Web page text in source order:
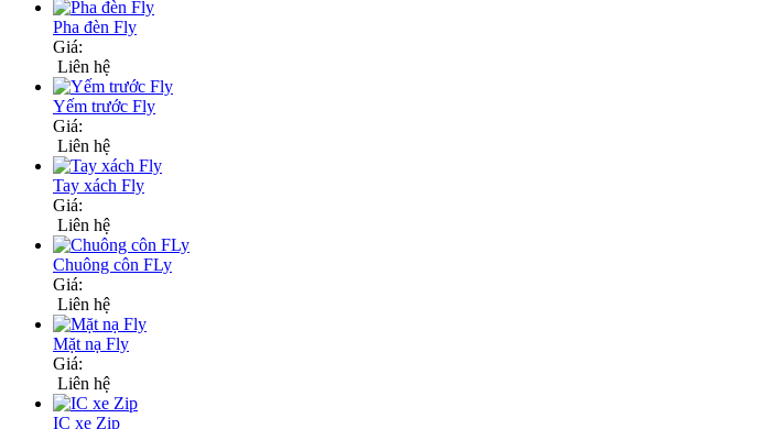
Pha đèn Fly
Giá:
Liên hệ
Yếm trước Fly
Giá:
Liên hệ
Tay xách Fly
Giá:
Liên hệ
Chuông côn FLy
Giá:
Liên hệ
Mặt nạ Fly
Giá:
Liên hệ
IC xe Zip